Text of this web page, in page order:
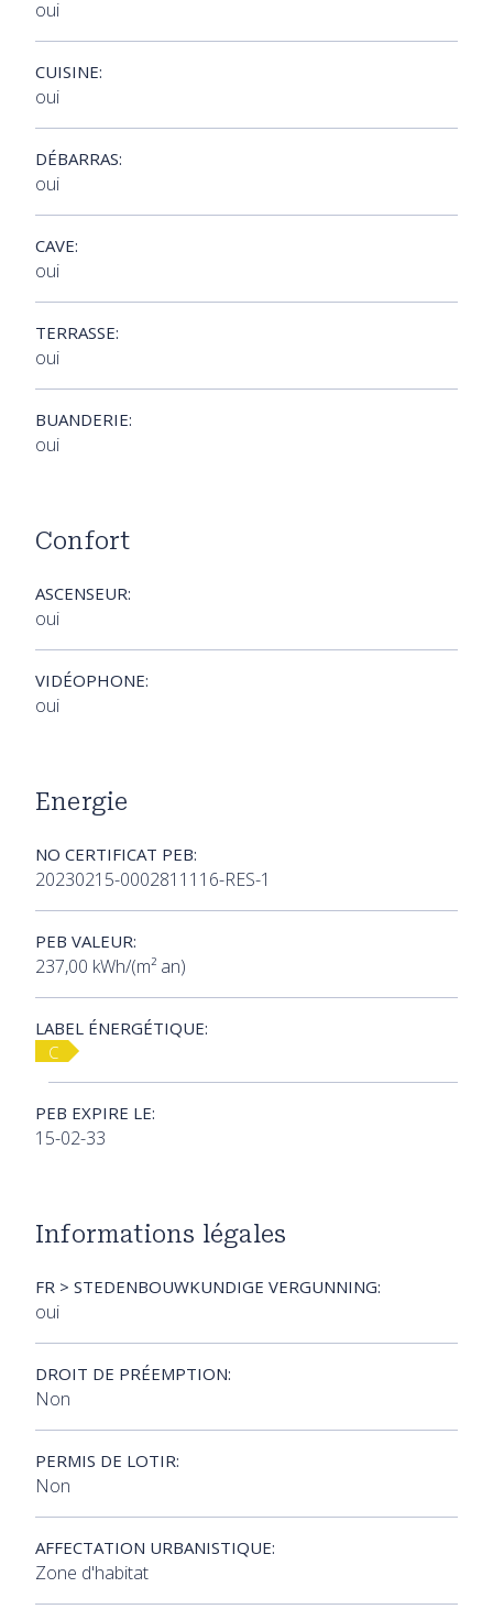
oui
CUISINE:
oui
DÉBARRAS:
oui
CAVE:
oui
TERRASSE:
oui
BUANDERIE:
oui
Confort
ASCENSEUR:
oui
VIDÉOPHONE:
oui
Energie
NO CERTIFICAT PEB:
20230215-0002811116-RES-1
PEB VALEUR:
237,00 kWh/(m² an)
LABEL ÉNERGÉTIQUE:
C
PEB EXPIRE LE:
15-02-33
Informations légales
FR > STEDENBOUWKUNDIGE VERGUNNING:
oui
DROIT DE PRÉEMPTION:
Non
PERMIS DE LOTIR:
Non
AFFECTATION URBANISTIQUE:
Zone d'habitat